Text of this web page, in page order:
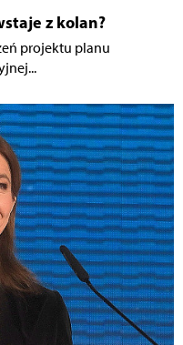
z kolan?
projektu planu